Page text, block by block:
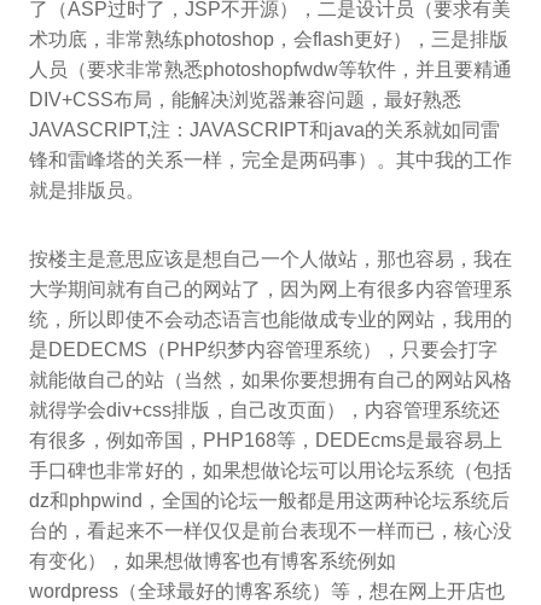
了（ASP过时了，JSP不开源），二是设计员（要求有美
术功底，非常熟练photoshop，会flash更好），三是排版
人员（要求非常熟悉photoshopfwdw等软件，并且要精通
DIV+CSS布局，能解决浏览器兼容问题，最好熟悉
JAVASCRIPT,注：JAVASCRIPT和java的关系就如同雷
锋和雷峰塔的关系一样，完全是两码事）。其中我的工作
就是排版员。
按楼主是意思应该是想自己一个人做站，那也容易，我在
大学期间就有自己的网站了，因为网上有很多内容管理系
统，所以即使不会动态语言也能做成专业的网站，我用的
是DEDECMS（PHP织梦内容管理系统），只要会打字
就能做自己的站（当然，如果你要想拥有自己的网站风格
就得学会div+css排版，自己改页面），内容管理系统还
有很多，例如帝国，PHP168等，DEDEcms是最容易上
手口碑也非常好的，如果想做论坛可以用论坛系统（包括
dz和phpwind，全国的论坛一般都是用这两种论坛系统后
台的，看起来不一样仅仅是前台表现不一样而已，核心没
有变化），如果想做博客也有博客系统例如
wordpress（全球最好的博客系统）等，想在网上开店也